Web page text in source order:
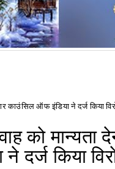
काउंसिल ऑफ इंडिया ने दर्ज किया
को मान्यता
दर्ज किया